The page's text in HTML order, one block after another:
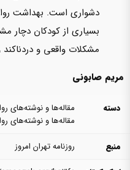
دشواری است. بهداشت
بسیاری از کودکان دچار
مشکلات واقعی و
مریم صابونی
دسته
مقاله‌ها و نوشته‌های
مقاله‌ها و نوشته‌های
منبع
روزنامه تهران امروز